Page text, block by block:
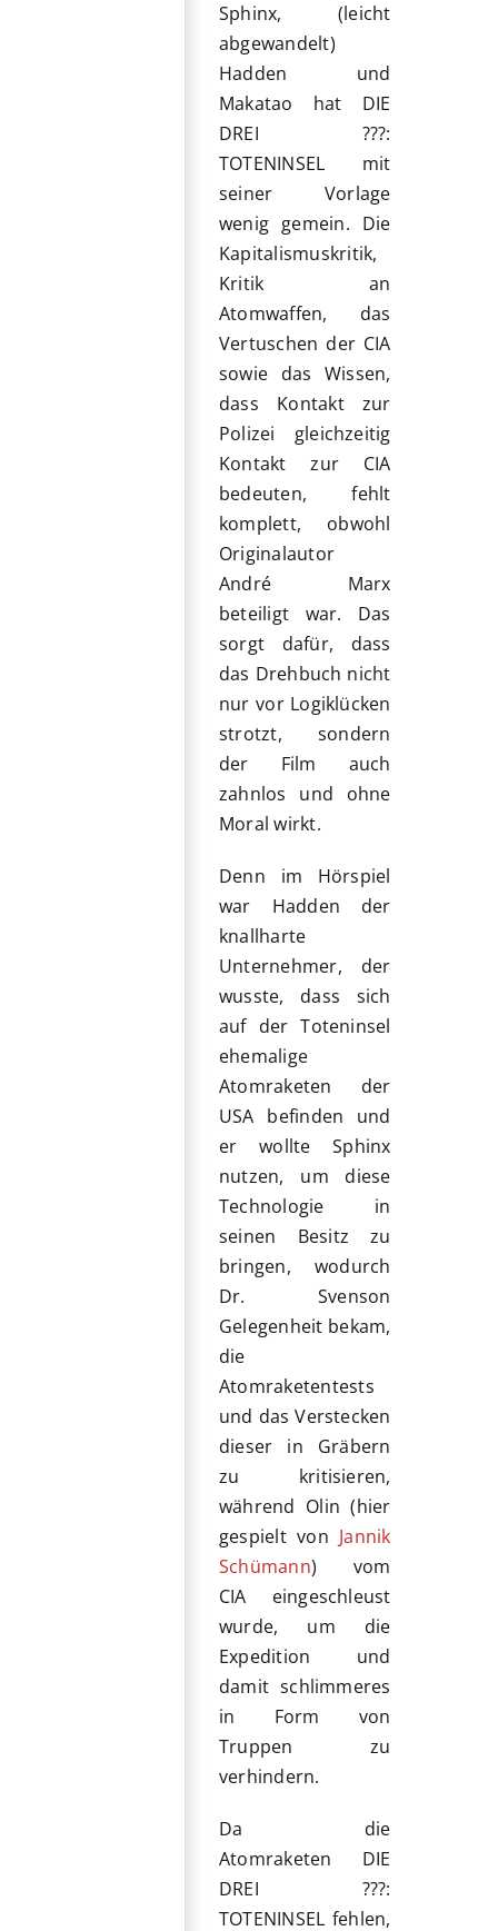
Sphinx, (leicht
abgewandelt)
Hadden und
Makatao hat DIE
DREI ???:
TOTENINSEL mit
seiner Vorlage
wenig gemein. Die
Kapitalismuskritik,
Kritik an
Atomwaffen, das
Vertuschen der CIA
sowie das Wissen,
dass Kontakt zur
Polizei gleichzeitig
Kontakt zur CIA
bedeuten, fehlt
komplett, obwohl
Originalautor
André Marx
beteiligt war. Das
sorgt dafür, dass
das Drehbuch nicht
nur vor Logiklücken
strotzt, sondern
der Film auch
zahnlos und ohne
Moral wirkt.
Denn im Hörspiel
war Hadden der
knallharte
Unternehmer, der
wusste, dass sich
auf der Toteninsel
ehemalige
Atomraketen der
USA befinden und
er wollte Sphinx
nutzen, um diese
Technologie in
seinen Besitz zu
bringen, wodurch
Dr. Svenson
Gelegenheit bekam,
die
Atomraketentests
und das Verstecken
dieser in Gräbern
zu kritisieren,
während Olin (hier
gespielt von Jannik
Schümann) vom
CIA eingeschleust
wurde, um die
Expedition und
damit schlimmeres
in Form von
Truppen zu
verhindern.
Da die
Atomraketen DIE
DREI ???:
TOTENINSEL fehlen,